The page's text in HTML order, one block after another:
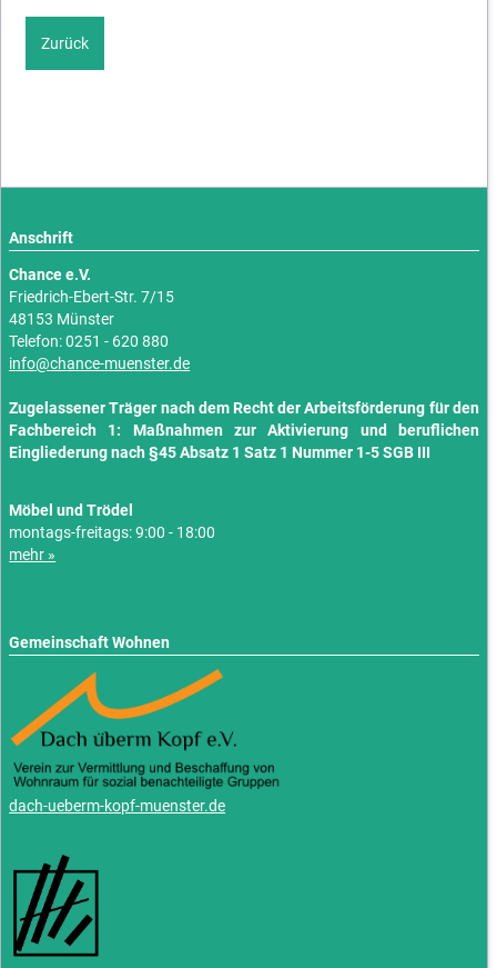
Zurück
Anschrift
Chance e.V.
Friedrich-Ebert-Str. 7/15
48153 Münster
Telefon: 0251 - 620 880
info@chance-muenster.de
Zugelassener Träger nach dem Recht der Arbeitsförderung für den
Fachbereich 1: Maßnahmen zur Aktivierung und beruflichen
Eingliederung nach §45 Absatz 1 Satz 1 Nummer 1-5 SGB III
Möbel und Trödel
montags-freitags: 9:00 - 18:00
mehr »
Gemeinschaft Wohnen
dach-ueberm-kopf-muenster.de